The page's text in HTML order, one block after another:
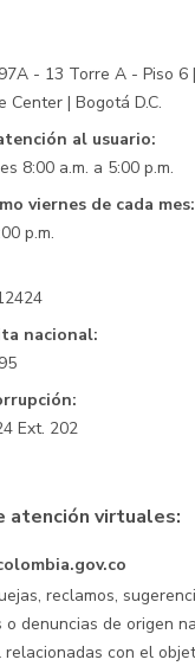
- 13 Torre A - Piso 6
Center | Bogotá D.C.
al usuario:
8:00 a.m. a 5:00 p.m.
viernes de cada mes:
p.m.
nacional:
Ext. 202
atención virtuales:
reclamos,
denuncias de origen
con el